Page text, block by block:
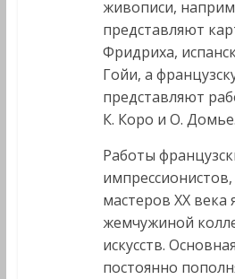
живописи,
представляют
Фридриха,
Гойи, а
представляют
К. Коро и О. Домье.
Работы
мастеров XX века
жемчужиной
искусств.
постоянно